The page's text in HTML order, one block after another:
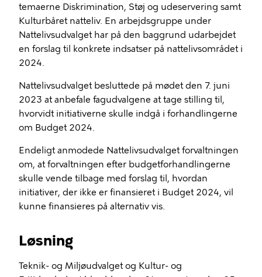
temaerne Diskrimination, Støj og udeservering samt
Kulturbåret natteliv. En arbejdsgruppe under
Nattelivsudvalget har på den baggrund udarbejdet
en forslag til konkrete indsatser på nattelivsområdet i
2024.
Nattelivsudvalget besluttede på mødet den 7. juni
2023 at anbefale fagudvalgene at tage stilling til,
hvorvidt initiativerne skulle indgå i forhandlingerne
om Budget 2024.
Endeligt anmodede Nattelivsudvalget forvaltningen
om, at forvaltningen efter budgetforhandlingerne
skulle vende tilbage med forslag til, hvordan
initiativer, der ikke er finansieret i Budget 2024, vil
kunne finansieres på alternativ vis.
Løsning
Teknik- og Miljøudvalget og Kultur- og